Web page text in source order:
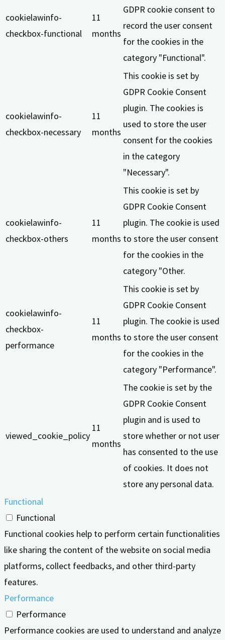
cookielawinfo-
checkbox-functional
11
months
GDPR cookie consent to
record the user consent
for the cookies in the
category "Functional".
cookielawinfo-
checkbox-necessary
11
months
This cookie is set by
GDPR Cookie Consent
plugin. The cookies is
used to store the user
consent for the cookies
in the category
"Necessary".
cookielawinfo-
checkbox-others
11
months
This cookie is set by
GDPR Cookie Consent
plugin. The cookie is used
to store the user consent
for the cookies in the
category "Other.
cookielawinfo-
checkbox-
performance
11
months
This cookie is set by
GDPR Cookie Consent
plugin. The cookie is used
to store the user consent
for the cookies in the
category "Performance".
viewed_cookie_policy
11
months
The cookie is set by the
GDPR Cookie Consent
plugin and is used to
store whether or not user
has consented to the use
of cookies. It does not
store any personal data.
Functional
Functional
Functional cookies help to perform certain functionalities
like sharing the content of the website on social media
platforms, collect feedbacks, and other third-party
features.
Performance
Performance
Performance cookies are used to understand and analyze